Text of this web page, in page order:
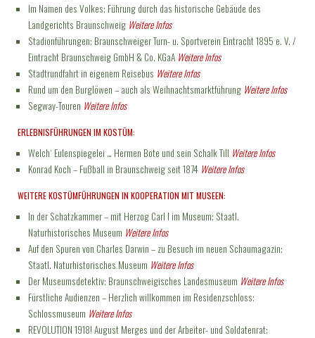
Im Namen des Volkes; Führung durch das historische Gebäude des
Landgerichts Braunschweig Weitere Infos
Stadionführungen; Braunschweiger Turn- u. Sportverein Eintracht 1895 e. V. /
Eintracht Braunschweig GmbH & Co. KGaA Weitere Infos
Stadtrundfahrt in eigenem Reisebus Weitere Infos
Rund um den Burglöwen – auch als Weihnachtsmarktführung Weitere Infos
Segway-Touren Weitere Infos
ERLEBNISFÜHRUNGEN IM KOSTÜM:
Welch‘ Eulenspiegelei … Hermen Bote und sein Schalk Till Weitere Infos
Konrad Koch – Fußball in Braunschweig seit 1874 Weitere Infos
WEITERE KOSTÜMFÜHRUNGEN IN KOOPERATION MIT MUSEEN:
In der Schatzkammer – mit Herzog Carl I im Museum; Staatl.
Naturhistorisches Museum Weitere Infos
Auf den Spuren von Charles Darwin – zu Besuch im neuen Schaumagazin;
Staatl. Naturhistorisches Museum Weitere Infos
Der Museumsdetektiv; Braunschweigisches Landesmuseum Weitere Infos
Fürstliche Audienzen – Herzlich willkommen im Residenzschloss;
Schlossmuseum Weitere Infos
REVOLUTION 1918! August Merges und der Arbeiter- und Soldatenrat;